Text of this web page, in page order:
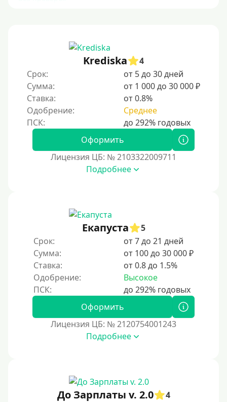
На карту без отказа
Залог
Под залог ПТС
Без залога
Под залог
Под залог недвижимости
Под ПТС спецтехники
Под ПТС грузового автомобиля
Авто без ПТС
Цель
На Новый Год
Чтобы улучшить кредитную историю, важно
регулярно погашать долги, избегать просрочек и
контролировать кредитный рейтинг. Также полезно
использовать кредитные продукты ответственно и
Krediska
4
Срок:
от 5 до 30 дней
Сумма:
от 1 000 до 30 000 ₽
Ставка:
от 0.8%
Одобрение:
Среднее
Оформить
Лицензия ЦБ: № 2103322009711
Подробнее
Екапуста
5
Срок:
от 7 до 21 дней
Сумма:
от 100 до 30 000 ₽
Ставка:
от 0.8 до 1.5%
Одобрение:
Высокое
Оформить
Лицензия ЦБ: № 2120754001243
Подробнее
До Зарплаты v. 2.0
4